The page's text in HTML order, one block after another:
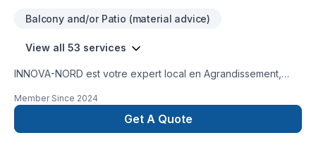
Balcony and/or Patio (material advice)
View all 53 services
INNOVA-NORD est votre expert local en Agrandissement,
Charpentier, Commercial, Cuisine, Démolition, Électricité,
Escalier et rampe, Fondations, Garage, Gouttières, Gypse,
Insonorisation, Isolation entre-toît, Isolation mur, Isolation
Member Since 2024
Get A Quote